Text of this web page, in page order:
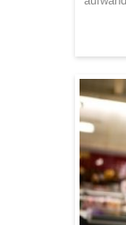
–
erfolgt